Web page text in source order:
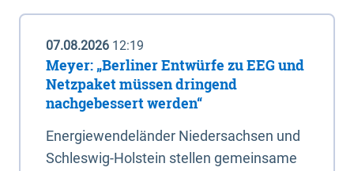
07.08.2026 12:19
Meyer: „Berliner Entwürfe zu EEG und
Netzpaket müssen dringend
nachgebessert werden“
Energiewendeländer Niedersachsen und
Schleswig-Holstein stellen gemeinsame